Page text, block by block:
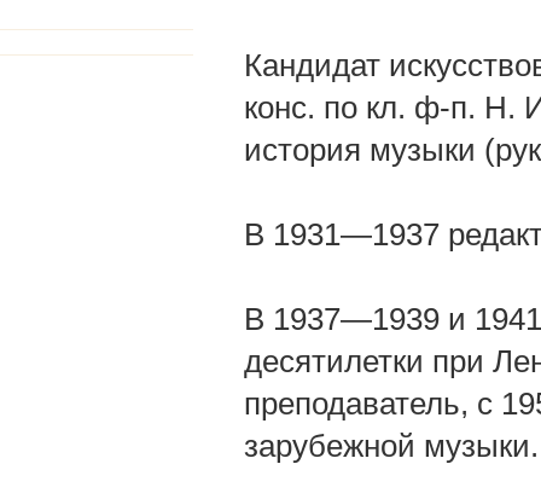
Кандидат
конс. по кл. ф-п. Н.
история музыки
В 1931—1937
В 1937—1939 и
десятилетки при
преподаватель, с
зарубежной музыки.